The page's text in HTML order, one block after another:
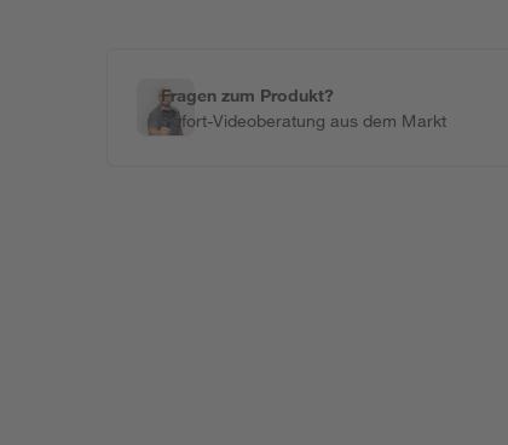
Fragen zum Produkt?
Sofort-Videoberatung aus dem Markt